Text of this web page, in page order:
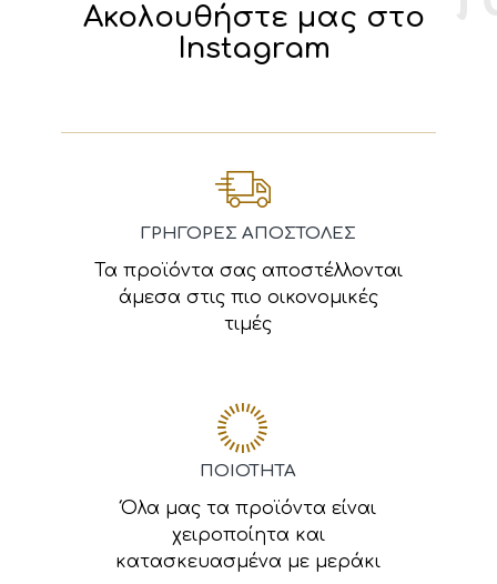
Ακολουθήστε μας στο
Instagram
ΓΡΗΓΟΡΕΣ ΑΠΟΣΤΟΛΕΣ
Τα προϊόντα σας αποστέλλονται
άμεσα στις πιο οικονομικές
τιμές
ΠΟΙΟΤΗΤΑ
Όλα μας τα προϊόντα είναι
χειροποίητα και
κατασκευασμένα με μεράκι